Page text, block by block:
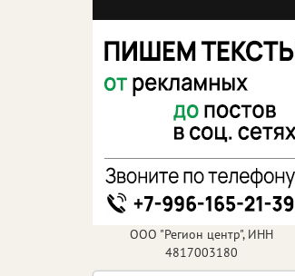
ООО "Регион центр", ИНН
4817003180